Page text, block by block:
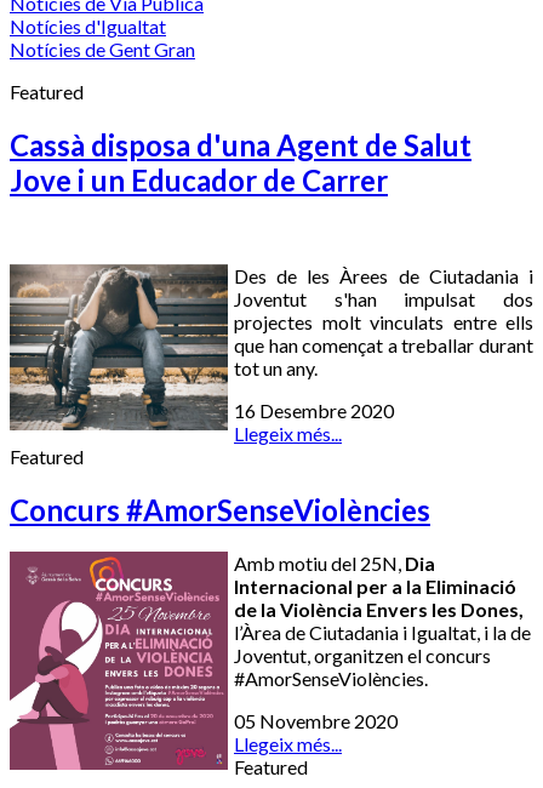
Notícies d'Igualtat
Notícies de Gent Gran
Featured
Cassà disposa d'una Agent de Salut
Jove i un Educador de Carrer
Des de les Àrees de Ciutadania i
Joventut s'han impulsat dos
projectes molt vinculats entre ells
que han començat a treballar durant
tot un any.
16 Desembre 2020
Llegeix més...
Featured
Concurs #AmorSenseViolències
Amb motiu del 25N, Dia
Internacional per a la Eliminació
de la Violència Envers les Dones,
l’Àrea de Ciutadania i Igualtat, i la de
Joventut, organitzen el concurs
#AmorSenseViolències.
05 Novembre 2020
Llegeix més...
Featured